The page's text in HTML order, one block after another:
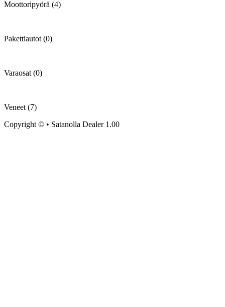
Moottoripyörä (4)
Pakettiautot (0)
Varaosat (0)
Veneet (7)
Copyright © • Satanolla Dealer 1.00